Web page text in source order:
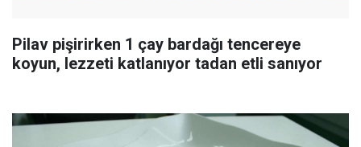
Pilav pişirirken 1 çay bardağı tencereye
koyun, lezzeti katlanıyor tadan etli sanıyor